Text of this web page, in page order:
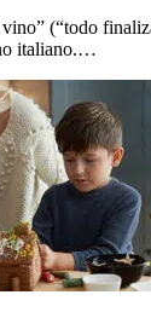
(“todo
italiano.…